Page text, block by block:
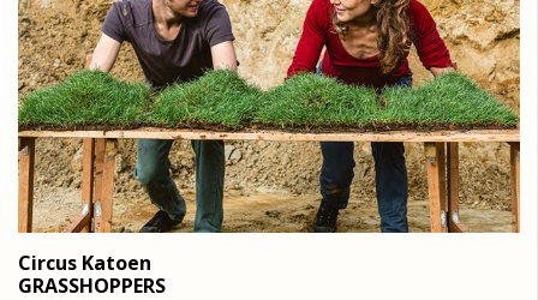
Circus Katoen
GRASSHOPPERS